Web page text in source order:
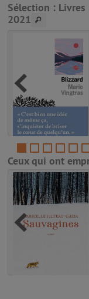
Sélection : Livres
2021
Ceux qui ont